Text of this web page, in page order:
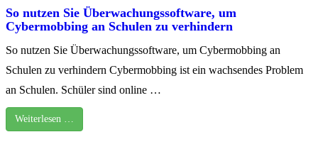
So nutzen Sie Überwachungssoftware, um
Cybermobbing an Schulen zu verhindern
So nutzen Sie Überwachungssoftware, um Cybermobbing an
Schulen zu verhindern Cybermobbing ist ein wachsendes Problem
an Schulen. Schüler sind online …
Weiterlesen …